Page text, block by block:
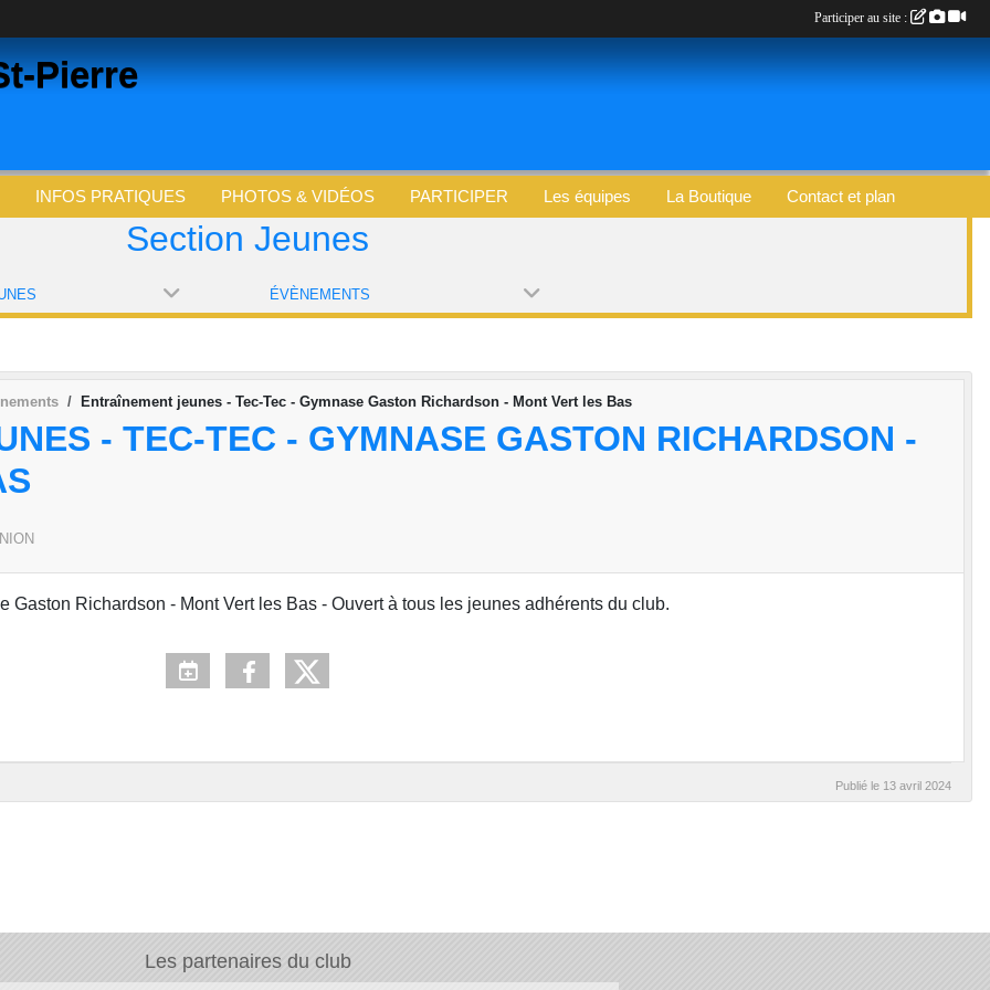
Pierre
INFOS PRATIQUES PHOTOS & VIDÉOS PARTICIPER Les équipes La Boutique Contact et plan
Section Jeunes
ÉVÈNEMENTS
Entraînement jeunes - Tec-Tec - Gymnase Gaston Richardson - Mont Vert les Bas
- TEC-TEC - GYMNASE GASTON RICHARDSON -
Gaston Richardson - Mont Vert les Bas - Ouvert à tous les jeunes adhérents du club.
Publié le 13 avril 2024
Les partenaires du club
Participer au site :